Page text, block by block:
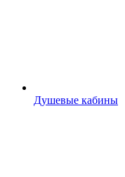
Душевые кабины